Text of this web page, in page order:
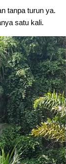
tanpa turun ya.
satu kali.